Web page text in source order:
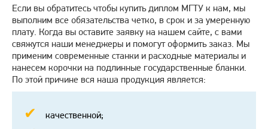
Если вы обратитесь чтобы купить диплом МГТУ к нам, мы
выполним все обязательства четко, в срок и за умеренную
плату. Когда вы оставите заявку на нашем сайте, с вами
свяжутся наши менеджеры и помогут оформить заказ. Мы
применим современные станки и расходные материалы и
нанесем корочки на подлинные государственные бланки.
По этой причине вся наша продукция является:
качественной;